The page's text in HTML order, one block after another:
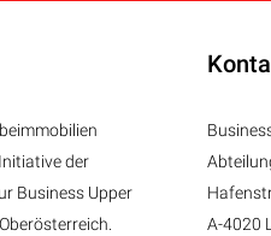
der
Business Upper
A-4020